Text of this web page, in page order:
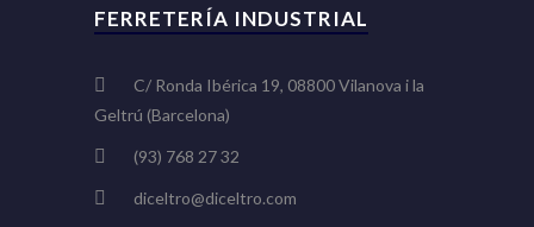
FERRETERÍA INDUSTRIAL
C/ Ronda Ibérica 19, 08800 Vilanova i la
Geltrú (Barcelona)
(93) 768 27 32
diceltro@diceltro.com